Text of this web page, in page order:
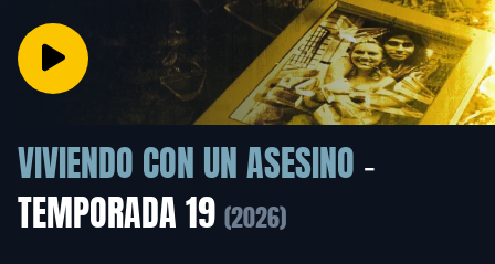
VIVIENDO CON UN ASESINO -
TEMPORADA 19 (2026)